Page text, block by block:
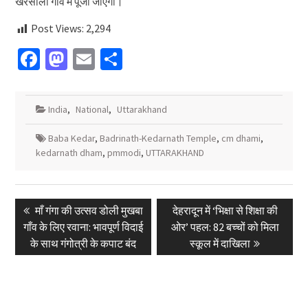
Post Views: 2,294
Facebook
Mastodon
EmailShare
India, National, Uttarakhand
Baba Kedar, Badrinath-Kedarnath Temple, cm dhami,
kedarnath dham, pmmodi, UTTARAKHAND
navigation
Previous
post:
​माँ गंगा की उत्सव डोली मुखबा
गाँव के लिए रवाना: भावपूर्ण विदाई
के साथ गंगोत्री के कपाट बंद
Next
post:
देहरादून में ‘भिक्षा से शिक्षा की
ओर’ पहल: 82 बच्चों को मिला
स्कूल में दाखिला